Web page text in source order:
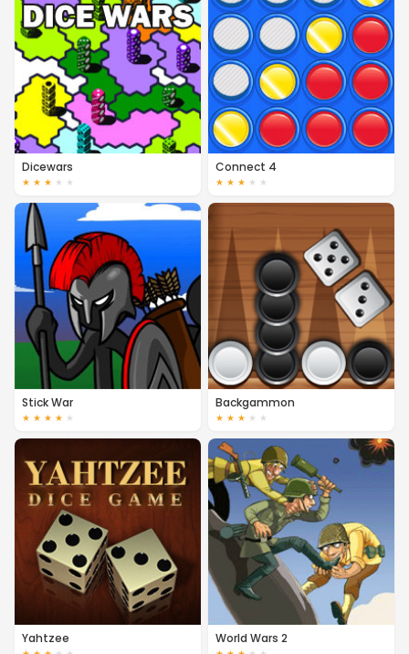
Dicewars
★ ★ ★ ★ ★
Connect 4
★ ★ ★ ★ ★
Stick War
★ ★ ★ ★ ★
Backgammon
★ ★ ★ ★ ★
Yahtzee World Wars 2